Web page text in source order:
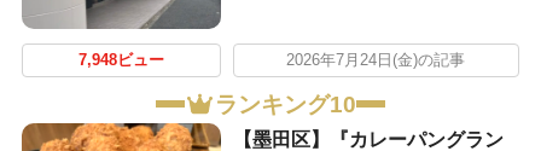
7,948ビュー 2026年7月24日(金)の記事
ランキング10
【墨田区】『カレーパングラン